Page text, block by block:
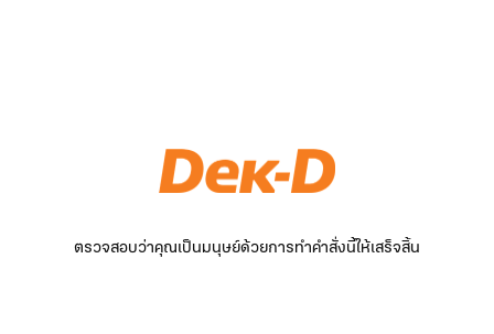
ตรวจสอบว่าคุณเป็นมนุษย์ด้วยการทำคำสั่งนี้ให้เสร็จสิ้น